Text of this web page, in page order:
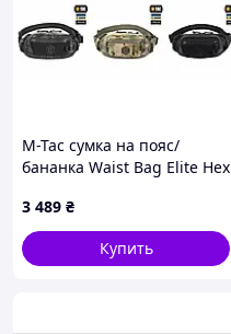
M-Tac сумка на пояс/
бананка Waist Bag Elite Hex
3 489 ₴
Купить